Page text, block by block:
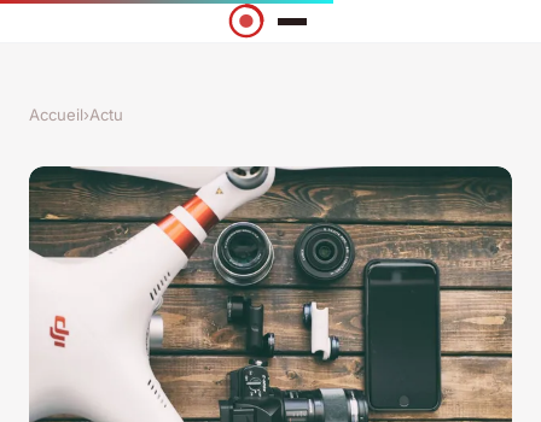
Accueil›Actu